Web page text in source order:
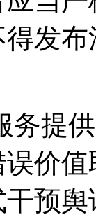
发
务提
价
预